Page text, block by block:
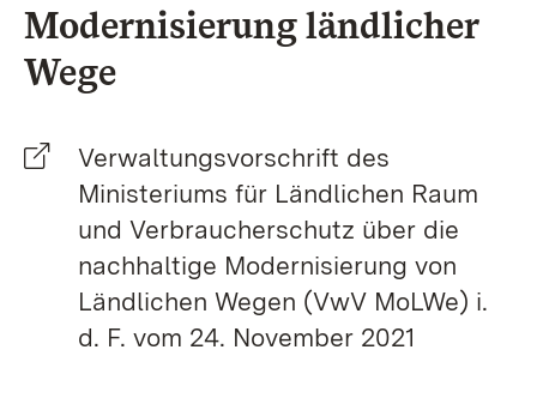
Modernisierung ländlicher
Wege
Verwaltungsvorschrift des
Ministeriums für Ländlichen Raum
und Verbraucherschutz über die
nachhaltige Modernisierung von
Ländlichen Wegen (VwV MoLWe) i.
d. F. vom 24. November 2021